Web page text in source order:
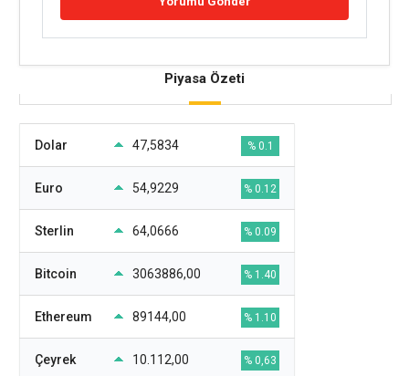
Piyasa Özeti
Dolar 47,5834 % 0.1
Euro 54,9229 % 0.12
Sterlin 64,0666 % 0.09
Bitcoin 3063886,00 % 1.40
Ethereum 89144,00 % 1.10
Çeyrek 10.112,00 % 0,63